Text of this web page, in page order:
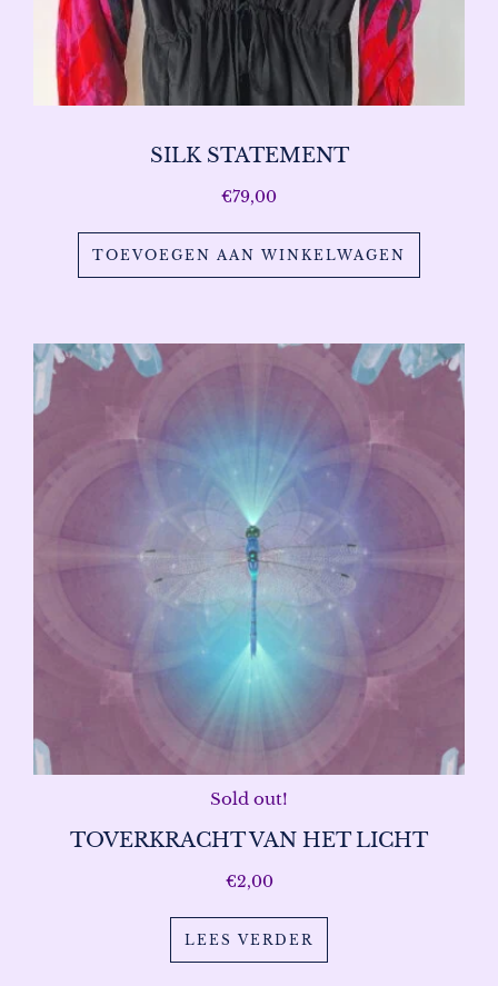
SILK STATEMENT
€79,00
TOEVOEGEN AAN WINKELWAGEN
Sold out!
TOVERKRACHT VAN HET LICHT
€2,00
LEES VERDER